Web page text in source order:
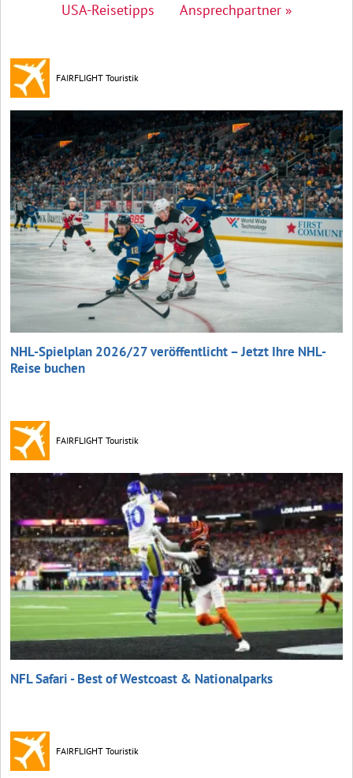
USA-Reisetipps
Ansprechpartner »
FAIRFLIGHT Touristik
NHL-Spielplan 2026/27 veröffentlicht – Jetzt Ihre NHL-
Reise buchen
FAIRFLIGHT Touristik
NFL Safari - Best of Westcoast & Nationalparks
FAIRFLIGHT Touristik